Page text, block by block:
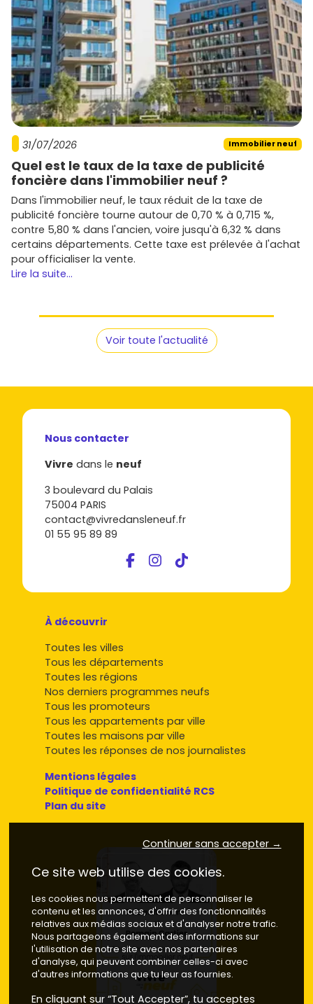
31/07/2026 Immobilier neuf
Quel est le taux de la taxe de publicité
foncière dans l'immobilier neuf ?
Dans l'immobilier neuf, le taux réduit de la taxe de
publicité foncière tourne autour de 0,70 % à 0,715 %,
contre 5,80 % dans l'ancien, voire jusqu'à 6,32 % dans
certains départements. Cette taxe est prélevée à l'achat
pour officialiser la vente.
Lire la suite...
Voir toute l'actualité
Nous contacter
Vivre dans le neuf
3 boulevard du Palais
75004 PARIS
contact@vivredansleneuf.fr
01 55 95 89 89
À découvrir
Toutes les villes
Tous les départements
Toutes les régions
Nos derniers programmes neufs
Tous les promoteurs
Tous les appartements par ville
Toutes les maisons par ville
Toutes les réponses de nos journalistes
Mentions légales
Politique de confidentialité RCS
Plan du site
Continuer sans accepter →
Ce site web utilise des cookies.
Les cookies nous permettent de personnaliser le
contenu et les annonces, d'offrir des fonctionnalités
relatives aux médias sociaux et d'analyser notre trafic.
Nous partageons également des informations sur
l'utilisation de notre site avec nos partenaires
d'analyse, qui peuvent combiner celles-ci avec
d'autres informations que tu leur as fournies.
En cliquant sur “Tout Accepter”, tu acceptes